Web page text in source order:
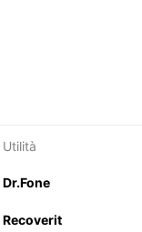
Utilità
Dr.Fone
Recoverit